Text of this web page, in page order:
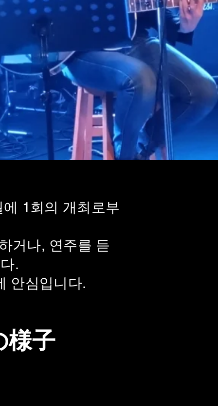
1회의 개최로부
거나, 연주를 듣
.
안심입니다.
様子